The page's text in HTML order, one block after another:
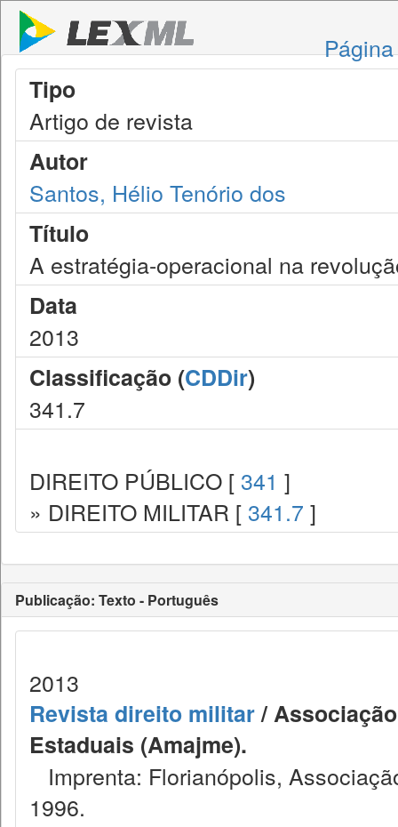
Tipo
Artigo de revista
Autor
Santos, Hélio Tenório dos
Título
A estratégia-operacional na
Data
2013
Classificação (CDDir)
341.7
DIREITO PÚBLICO [ 341 ]
» DIREITO MILITAR [ 341.7 ]
Publicação: Texto - Português
2013
Revista direito militar/
Estaduais (Amajme).
Imprenta: Florianópolis,
1996.